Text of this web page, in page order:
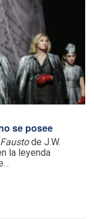
se posee
Faustode J.W.
la leyenda